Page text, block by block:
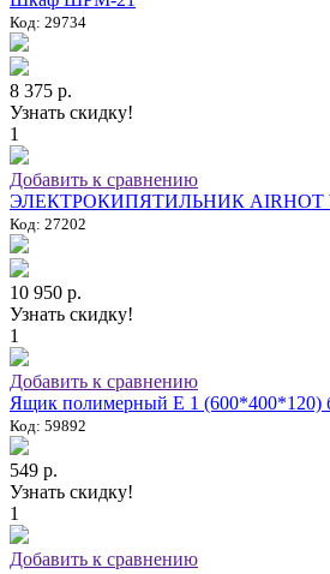
Код: 29734
8 375 р.
Узнать скидку!
1
Добавить к сравнению
ЭЛЕКТРОКИПЯТИЛЬНИК AIRHOT
Код: 27202
10 950 р.
Узнать скидку!
1
Добавить к сравнению
Ящик полимерный E 1 (600*400*120)
Код: 59892
549 р.
Узнать скидку!
1
Добавить к сравнению